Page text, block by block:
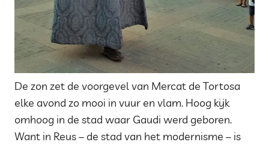
De zon zet de voorgevel van Mercat de Tortosa
elke avond zo mooi in vuur en vlam. Hoog kijk
omhoog in de stad waar Gaudi werd geboren.
Want in Reus – de stad van het modernisme – is